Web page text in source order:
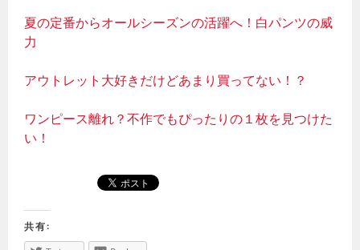
夏の定番からオールシーズンの活躍へ！白パンツの威
力
アウトレット大好きだけどあまり買ってない！？
ワンピース離れ？不作でもぴったりの１枚を見つけた
い！
共有: